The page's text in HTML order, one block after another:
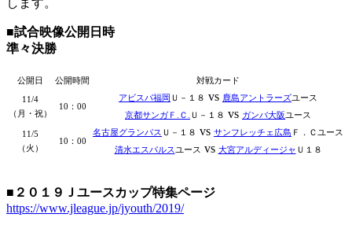
します。
■試合映像公開日時
準々決勝
公開日 公開時間 対戦カード
11/4
（ 月・祝）
10：00
アビスパ福岡 Ｕ－１８ vs 鹿島アントラーズユース
京都サンガＦ.Ｃ. Ｕ－１８ vs ガンバ大阪ユース
11/5
（火）
10：00
名古屋グランパス Ｕ－１８ vs サンフレッチェ広島 Ｆ．Ｃユース
清水エスパルスユース vs 大宮アルディージャ Ｕ１８
■ ２０１９Ｊユースカップ特集ページ
https://www.jleague.jp/jyouth/2019/